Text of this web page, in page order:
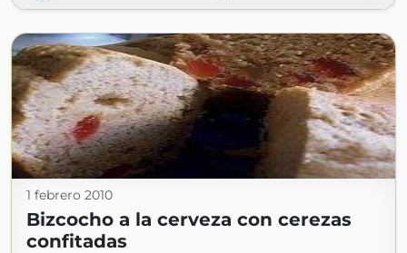
1 febrero 2010
Bizcocho a la cerveza con cerezas
confitadas